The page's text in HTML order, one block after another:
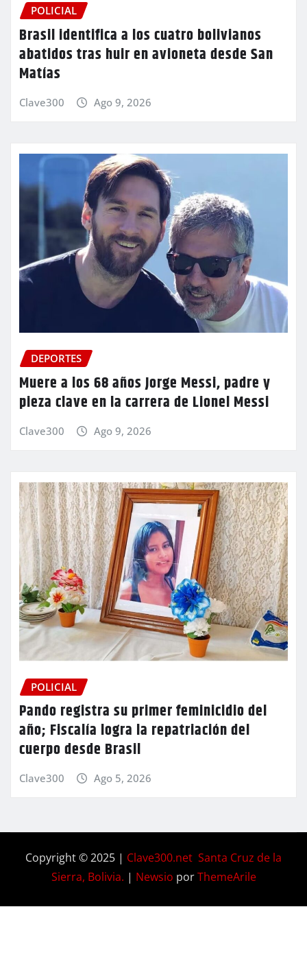
POLICIAL
Brasil identifica a los cuatro bolivianos
abatidos tras huir en avioneta desde San
Matías
Clave300 Ago 9, 2026
DEPORTES
Muere a los 68 años Jorge Messi, padre y
pieza clave en la carrera de Lionel Messi
Clave300 Ago 9, 2026
POLICIAL
Pando registra su primer feminicidio del
año; Fiscalía logra la repatriación del
cuerpo desde Brasil
Clave300 Ago 5, 2026
Copyright © 2025 | Clave300.net Santa Cruz de la
Sierra, Bolivia. | Newsio porThemeArile